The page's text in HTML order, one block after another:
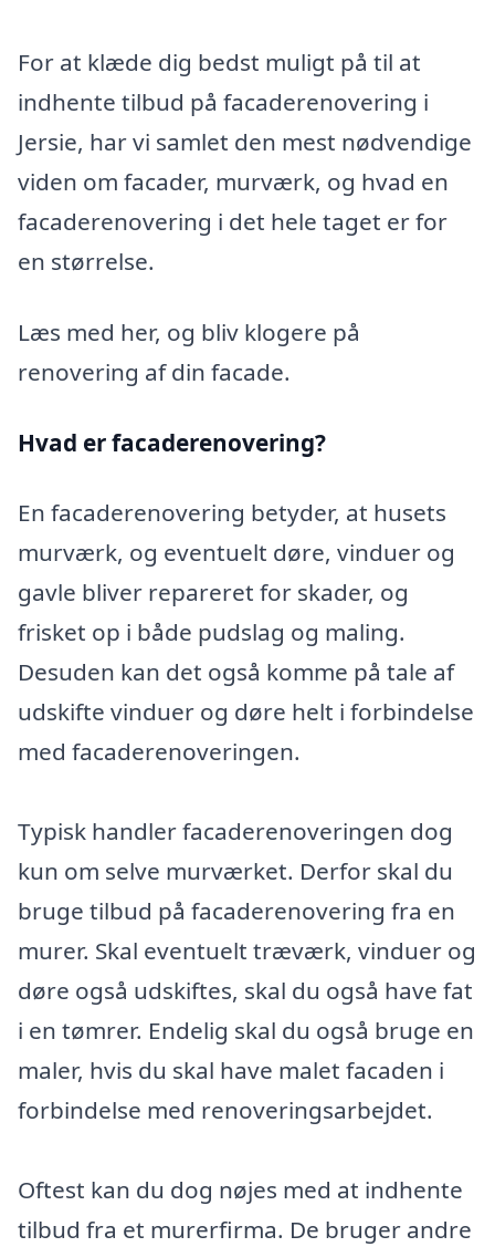
For at klæde dig bedst muligt på til at
indhente tilbud på facaderenovering i
Jersie, har vi samlet den mest nødvendige
viden om facader, murværk, og hvad en
facaderenovering i det hele taget er for
en størrelse.
Læs med her, og bliv klogere på
renovering af din facade.
Hvad er facaderenovering?
En facaderenovering betyder, at husets
murværk, og eventuelt døre, vinduer og
gavle bliver repareret for skader, og
frisket op i både pudslag og maling.
Desuden kan det også komme på tale af
udskifte vinduer og døre helt i forbindelse
med facaderenoveringen.
Typisk handler facaderenoveringen dog
kun om selve murværket. Derfor skal du
bruge tilbud på facaderenovering fra en
murer. Skal eventuelt træværk, vinduer og
døre også udskiftes, skal du også have fat
i en tømrer. Endelig skal du også bruge en
maler, hvis du skal have malet facaden i
forbindelse med renoveringsarbejdet.
Oftest kan du dog nøjes med at indhente
tilbud fra et murerfirma. De bruger andre